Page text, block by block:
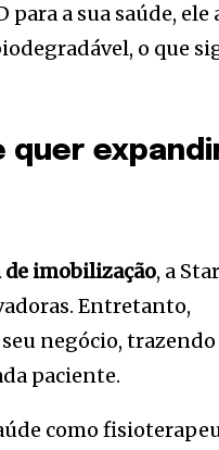
a sua saúde, ele
o que
quer
de imobilização, a
Entretanto,
negócio, trazendo
paciente.
como